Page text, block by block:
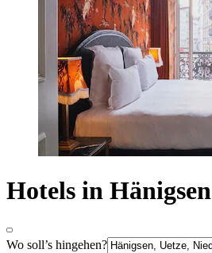
Hotels in Hänigsen
Wo soll’s hingehen?